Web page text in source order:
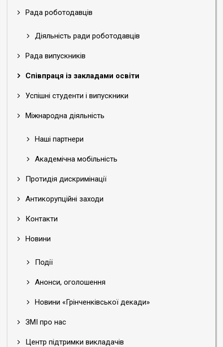
Рада роботодавців
Діяльність ради роботодавців
Рада випускників
Співпраця із закладами освіти
Успішні студенти і випускники
Міжнародна діяльність
Наші партнери
Академічна мобільність
Протидія дискримінації
Антикорупційні заходи
Контакти
Новини
Події
Анонси, оголошення
Новини «Грінченківської декади»
ЗМІ про нас
Центр підтримки викладачів